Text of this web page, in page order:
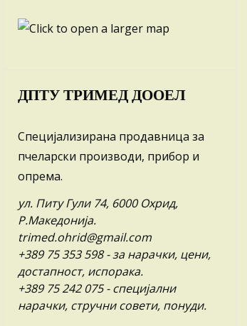
ДПТУ ТРИМЕД ДООЕЛ
Специјализирана продавница за
пчеларски производи, прибор и
опрема.
ул. Питу Гули 74, 6000 Охрид,
Р.Македонија.
trimed.ohrid@gmail.com
+389 75 353 598- за нарачки, цени,
достапност, испорака.
+389 75 242 075- специјални
нарачки, стручни совети, понуди.